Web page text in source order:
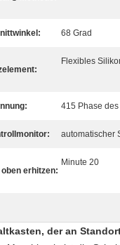
68 Grad
Flexibles
415 Phase des
automatischer
oben erhitzen:
Minute 20
der an